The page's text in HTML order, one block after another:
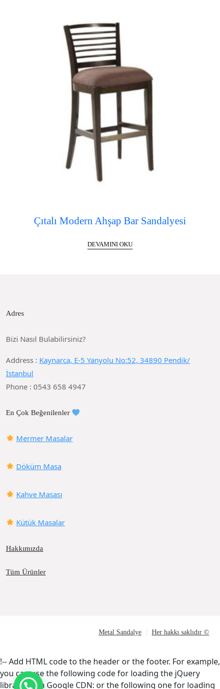
Çıtalı Modern Ahşap Bar Sandalyesi
DEVAMINI OKU
Adres
Bizi Nasıl Bulabilirsiniz?
Address : Kaynarca, E-5 Yanyolu No:52, 34890 Pendik/
İstanbul
Phone : 0543 658 4947
En Çok Beğenilenler
Mermer Masalar
Döküm Masa
Kahve Masası
Kütük Masalar
Hakkımızda
Tüm Ürünler
Metal Sandalye Her hakkı saklıdır ©
!-- Add HTML code to the header or the footer. For example,
you can use the following code for loading the jQuery
library from Google CDN: or the following one for loading